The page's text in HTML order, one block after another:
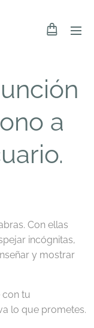
a
Con ellas
incógnitas,
y mostrar
con tu
lo que prometes.